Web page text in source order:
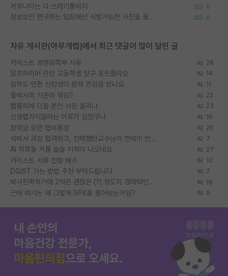
커뮤니티는 다 쓰레기통이지 6
정보보안 연구하는 입장에선 식별가능한 사진을 올리는건 비추이긴함 6
자유 게시판(아무개랩)에서 최근 댓글이 많이 달린 글
카이스트 경영공학부 서류 28
알츠하이머 관련 고등학생 탐구 포트폴리오 14
입학도 안한 신입생이 원래 관심을 받나요 11
물박사의 기준이 뭐임? 22
랩홈피에 다들 본인 사진 올리냐 23
신생랩가지말라는 이유가 있었구나 16
장학금 모은 랩비통장 20
석박사 과정 합격하고, 컨택했던교수님이 연락이 안됩니다... 7
AI 학회들 거품 슬슬 지적이 나오네요 27
카이스트 서류 전형 배수 10
DGIST 가는 방법 추천 부탁드립니다. 7
박사진학하기에 2억은 괜찮은 (?) 정도의 경제력인가요 16
근데 여기는 왜 그렇게 SPK를 물어보는거임? 9